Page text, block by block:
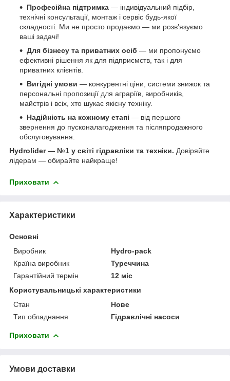
Професійна підтримка — індивідуальний підбір,
технічні консультації, монтаж і сервіс будь-якої
складності. Ми не просто продаємо — ми розв’язуємо
ваші задачі!
Для бізнесу та приватних осіб — ми пропонуємо
ефективні рішення як для підприємств, так і для
приватних клієнтів.
Вигідні умови — конкурентні ціни, системи знижок та
персональні пропозиції для аграріїв, виробників,
майстрів і всіх, хто шукає якісну техніку.
Надійність на кожному етапі — від першого
звернення до пусконалагодження та післяпродажного
обслуговування.
Hydrolider — №1 у світі гідравліки та техніки. Довіряйте
лідерам — обирайте найкраще!
Приховати
Характеристики
Основні
Виробник
Hydro-pack
Країна виробник
Туреччина
Гарантійний термін
12 міс
Користувальницькі характеристики
Стан
Нове
Тип обладнання
Гідравлічні насоси
Приховати
Умови доставки